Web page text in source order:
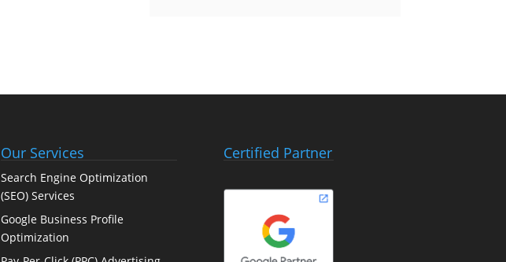
Our Services
Search Engine Optimization
(SEO) Services
Google Business Profile
Optimization
Certified Partner